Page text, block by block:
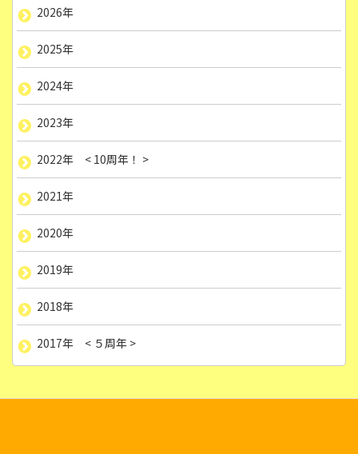
2026年
2025年
2024年
2023年
2022年 < 10周年！ >
2021年
2020年
2019年
2018年
2017年 < ５周年 >